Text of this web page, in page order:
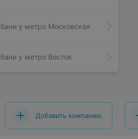
у метро Московская
у метро Восток
Добавить компанию